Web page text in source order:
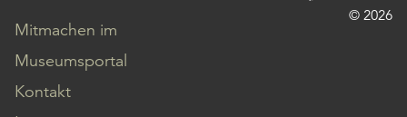
Mitmachen im
Museumsportal
Kontakt
© 2026